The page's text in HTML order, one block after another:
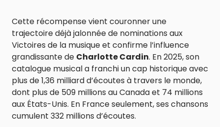
Cette récompense vient couronner une
trajectoire déjà jalonnée de nominations aux
Victoires de la musique et confirme l’influence
grandissante de Charlotte Cardin. En 2025, son
catalogue musical a franchi un cap historique avec
plus de 1,36 milliard d’écoutes à travers le monde,
dont plus de 509 millions au Canada et 74 millions
aux États-Unis. En France seulement, ses chansons
cumulent 332 millions d’écoutes.